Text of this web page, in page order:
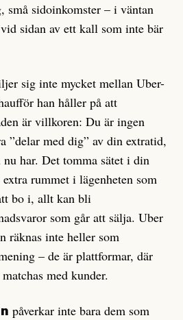
små sidoinkomster – i väntan
sidan av ett kall som inte bär
sig inte mycket mellan Uber-
han håller på att
är villkoren: Du är ingen
”delar med dig” av din extratid,
har. Det tomma sätet i din
rummet i lägenheten som
bo i, allt kan bli
som går att sälja. Uber
räknas inte heller som
– de är plattformar, där
med kunder.
påverkar inte bara dem som